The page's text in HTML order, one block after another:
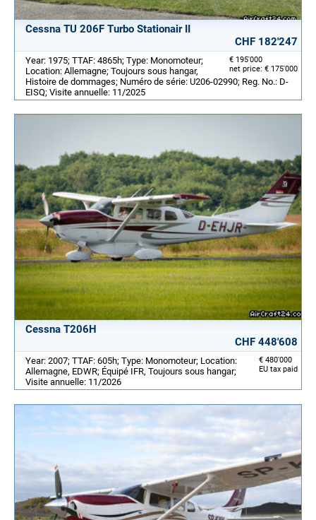
Cessna TU 206F Turbo Stationair II
CHF 182'247
€ 195'000
net price: € 175'000
Year: 1975; TTAF: 4865h; Type: Monomoteur;
Location: Allemagne; Toujours sous hangar,
Histoire de dommages; Numéro de série: U206-02990; Reg. No.: D-
EISQ; Visite annuelle: 11/2025
Cessna T206H
CHF 448'608
€ 480'000
EU tax paid
Year: 2007; TTAF: 605h; Type: Monomoteur; Location:
Allemagne, EDWR; Équipé IFR, Toujours sous hangar;
Visite annuelle: 11/2026